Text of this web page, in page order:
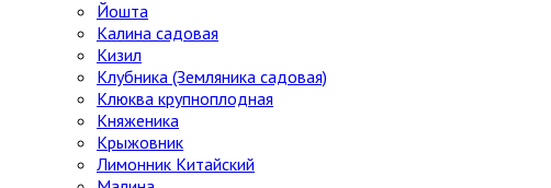
Йошта
Калина садовая
Кизил
Клубника (Земляника садовая)
Клюква крупноплодная
Княженика
Крыжовник
Лимонник Китайский